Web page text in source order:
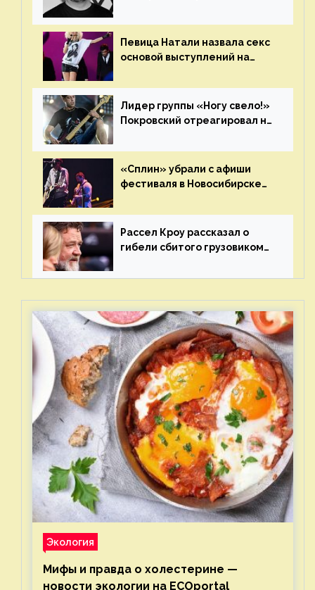
Певица Натали назвала секс
основой выступлений на
Лидер группы «Ногу свело!»
Покровский отреагировал на
«Сплин» убрали с афиши
фестиваля в Новосибирске
отцов»
Рассел Кроу рассказал о
гибели сбитого грузовиком
Экология
Мифы и правда о холестерине —
новости экологии на ECOportal